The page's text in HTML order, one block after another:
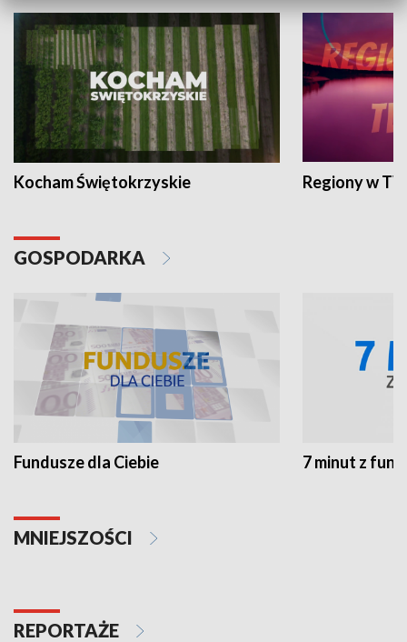
Kocham Świętokrzyskie Regiony w
GOSPODARKA
Fundusze dla Ciebie 7 minut z
MNIEJSZOŚCI
REPORTAŻE